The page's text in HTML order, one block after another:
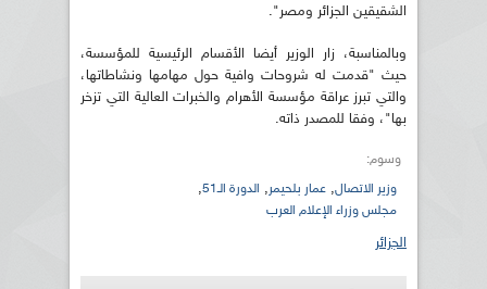
الشقيقين الجزائر ومصر".
وبالمناسبة، زار الوزير أيضا الأقسام الرئيسية للمؤسسة،
حيث "قدمت له شروحات وافية حول مهامها ونشاطاتها،
والتي تبرز عراقة مؤسسة الأهرام والخبرات العالية التي تزخر
بها"، وفقا للمصدر ذاته.
وسوم:
وزير الاتصال, عمار بلحيمر, الدورة الـ51 ,
مجلس وزراء الإعلام العرب
الجزائر